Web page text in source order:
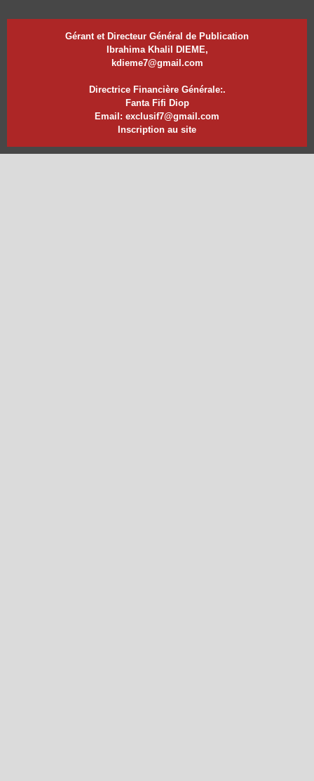
Gérant et Directeur Général de Publication
Ibrahima Khalil DIEME,
kdieme7@gmail.com
Directrice Financière Générale:.
Fanta Fifi Diop
Email: exclusif7@gmail.com
Inscription au site